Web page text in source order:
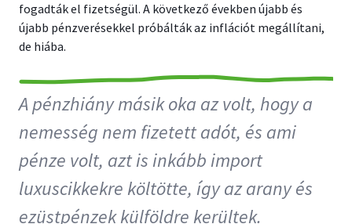
fogadták el fizetségül. A következő években újabb és
újabb pénzverésekkel próbálták az inflációt megállítani,
de hiába.
A pénzhiány másik oka az volt, hogy a
nemesség nem fizetett adót, és ami
pénze volt, azt is inkább import
luxuscikkekre költötte, így az arany és
ezüstpénzek külföldre kerültek.